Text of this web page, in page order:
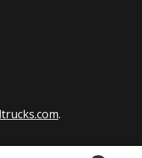
.